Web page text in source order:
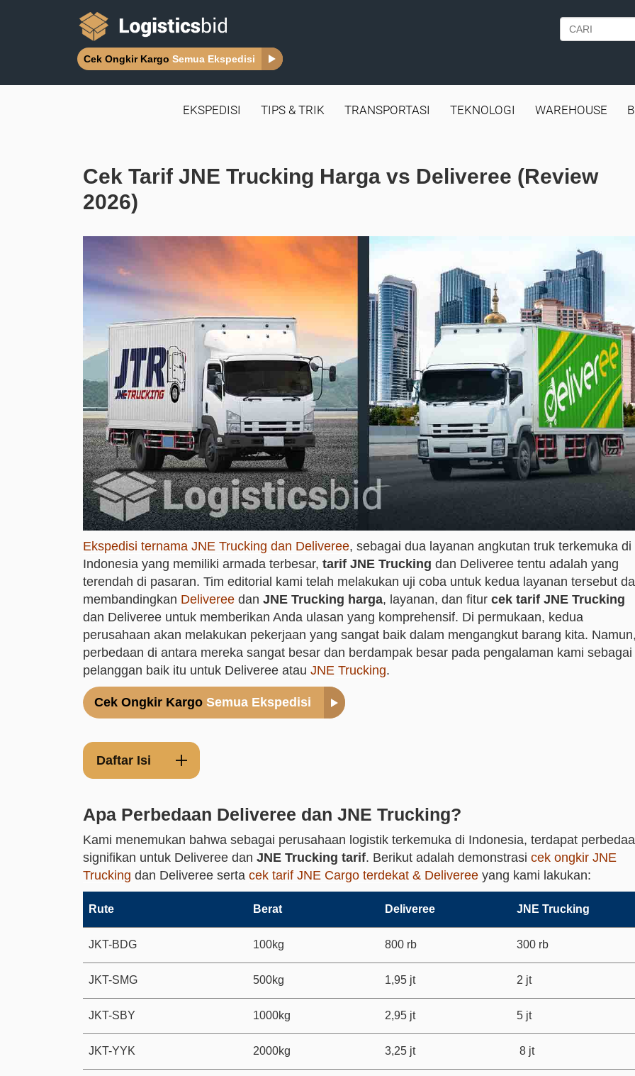
Cek Ongkir Kargo Semua Ekspedisi
EKSPEDISI TIPS & TRIK TRANSPORTASI TEKNOLOGI WAREHOUSE
Cek Tarif JNE Trucking Harga vs Deliveree (Review
2026)
Ekspedisi ternama JNE Trucking dan Deliveree, sebagai dua layanan angkutan truk terkemuka di
Indonesia yang memiliki armada terbesar, tarif JNE Trucking dan Deliveree tentu adalah yang
terendah di pasaran. Tim editorial kami telah melakukan uji coba untuk kedua layanan tersebut
membandingkan Deliveree dan JNE Trucking harga, layanan, dan fitur cek tarif JNE Trucking
dan Deliveree untuk memberikan Anda ulasan yang komprehensif. Di permukaan, kedua
perusahaan akan melakukan pekerjaan yang sangat baik dalam mengangkut barang kita.
perbedaan di antara mereka sangat besar dan berdampak besar pada pengalaman kami sebagai
pelanggan baik itu untuk Deliveree atau JNE Trucking.
Cek Ongkir Kargo Semua Ekspedisi
Daftar Isi
Apa Perbedaan Deliveree dan JNE Trucking?
Kami menemukan bahwa sebagai perusahaan logistik terkemuka di Indonesia, terdapat
signifikan untuk Deliveree dan JNE Trucking tarif. Berikut adalah demonstrasi cek ongkir JNE
Trucking dan Deliveree serta cek tarif JNE Cargo terdekat & Deliveree yang kami lakukan:
Rute Berat Deliveree JNE Trucking
JKT-BDG 100kg 800 rb 300 rb
JKT-SMG 500kg 1,95 jt 2 jt
JKT-SBY 1000kg 2,95 jt 5 jt
JKT-YYK 2000kg 3,25 jt 8 jt